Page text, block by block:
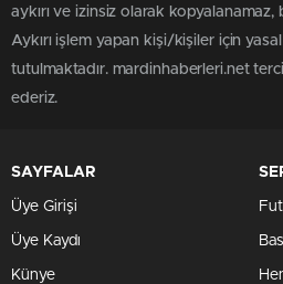
aykırı ve izinsiz olarak kopyalanamaz,
Aykırı işlem yapan kişi/kişiler için
tutulmaktadır. mardinhaberleri.net
ederiz.
SAYFALAR
Üye Girişi
Üye Kaydı
Künye